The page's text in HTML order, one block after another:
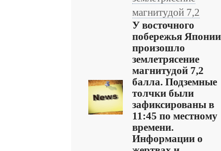
магнитудой 7,2
У восточного
побережья Японии
произошло
землетрясение
магнитудой 7,2
балла. Подземные
толчки были
зафиксированы в
11:45 по местному
времени.
Информации о